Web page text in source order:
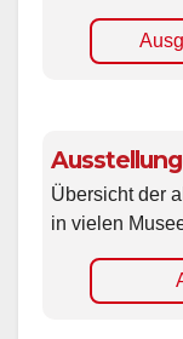
Übersicht der
in vielen